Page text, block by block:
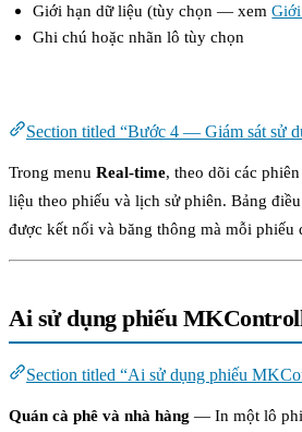
Giới hạn dữ liệu (tùy chọn — xem
Ghi chú hoặc nhãn lô tùy chọn
Section titled “Bước 4 — Giám sát sử
Trong menu Real-time, theo dõi các
liệu theo phiếu và lịch sử phiên. Bảng
được kết nối và băng thông mà mỗi phiếu
Ai sử dụng phiếu
Section titled “Ai sử dụng phiếu
Quán cà phê và nhà hàng — In một lô